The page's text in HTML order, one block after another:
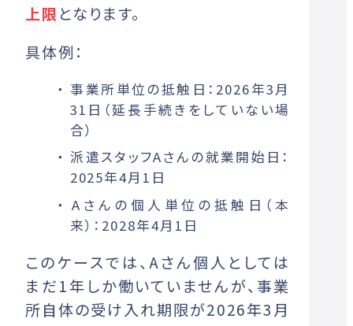
上限 となります。
具体例：
事業所単位の抵触日：2026年3月
31日（延長手続きをしていない場
合）
派遣スタッフAさんの就業開始日：
2025年4月1日
Aさんの個人単位の抵触日（本
来）：2028年4月1日
このケースでは、Aさん個人としては
まだ1年しか働いていませんが、事業
所自体の受け入れ期限が2026年3月